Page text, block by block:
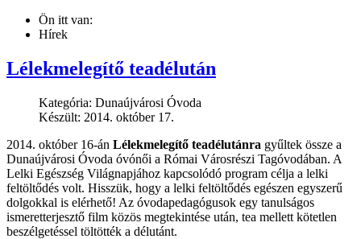
Ön itt van:
Hírek
Lélekmelegítő teadélután
Kategória: Dunaújvárosi Óvoda
Készült: 2014. október 17.
2014. október 16-án Lélekmelegítő teadélutánra gyűltek össze a
Dunaújvárosi Óvoda óvónői a Római Városrészi Tagóvodában. A
Lelki Egészség Világnapjához kapcsolódó program célja a lelki
feltöltődés volt. Hisszük, hogy a lelki feltöltődés egészen egyszerű
dolgokkal is elérhető! Az óvodapedagógusok egy tanulságos
ismeretterjesztő film közös megtekintése után, tea mellett kötetlen
beszélgetéssel töltötték a délutánt.